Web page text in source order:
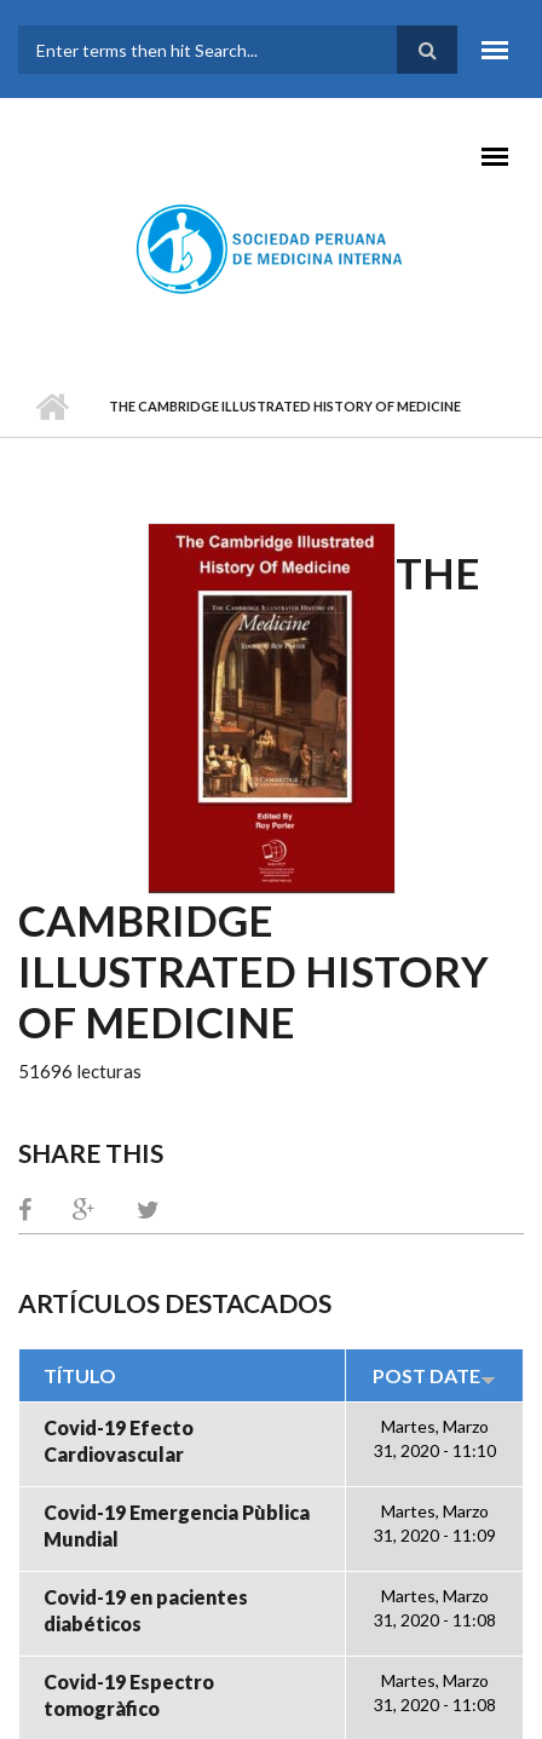
FORMULARIO DE
BÚSQUEDA
THE CAMBRIDGE ILLUSTRATED HISTORY OF MEDICINE
THE
CAMBRIDGE
ILLUSTRATED HISTORY
OF MEDICINE
51696 lecturas
SHARE THIS
ARTÍCULOS DESTACADOS
TÍTULO POST DATE
Covid-19 Efecto
Cardiovascular
Martes, Marzo
31, 2020 - 11:10
Covid-19 Emergencia Pùblica
Mundial
Martes, Marzo
31, 2020 - 11:09
Covid-19 en pacientes
diabéticos
Martes, Marzo
31, 2020 - 11:08
Covid-19 Espectro
tomogràfico
Martes, Marzo
31, 2020 - 11:08